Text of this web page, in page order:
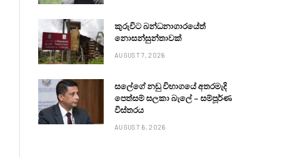
කුරුවිට බන්ධනාගාරයේත්
නොසන්සුන්තාවක්
AUGUST 7, 2026
සලේගේ නඩු විභාගයේ අතරමැදි
පෙත්සම් සලකා බැලේ – සම්පූර්ණ
විස්තරය
AUGUST 6, 2026